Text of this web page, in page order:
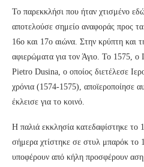
Το παρεκκλήσι που ήταν χτισμένο
αποτελούσε σημείο αναφοράς προς
16ο και 17ο αιώνα. Στην κρύπτη και
αφιερώματα για τον Άγιο. Το 1575, ο
Pietro Dusina, ο οποίος διετέλεσε
χρόνια (1574-1575), αποϊεροποίησε
έκλεισε για το κοινό.
Η παλιά εκκλησία κατεδαφίστηκε το
σήμερα χτίστηκε σε στυλ μπαρόκ το
υποφέρουν από κήλη προσφέρουν